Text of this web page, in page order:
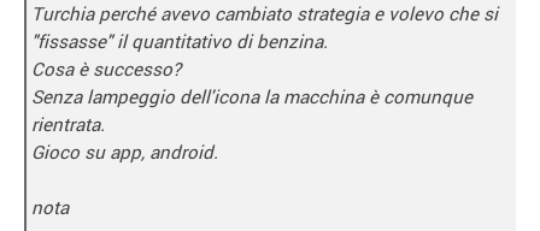
Turchia perché avevo cambiato strategia e volevo che si
"fissasse" il quantitativo di benzina.
Cosa è successo?
Senza lampeggio dell'icona la macchina è comunque
rientrata.
Gioco su app, android.
nota